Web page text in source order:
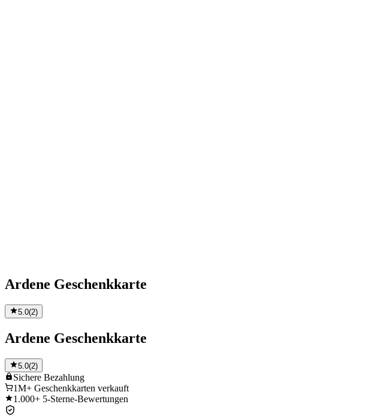
Ardene Geschenkkarte
5.0(2)
Ardene Geschenkkarte
5.0(2)
Sichere Bezahlung
1M+ Geschenkkarten verkauft
1.000+ 5-Sterne-Bewertungen